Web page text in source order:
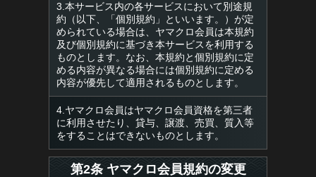
3.本サービス内の各サービスにおいて別途規
約（以下、「個別規約」といいます。）が定
められている場合は、ヤマクロ会員は本規約
及び個別規約に基づき本サービスを利用する
ものとします。なお、本規約と個別規約に定
める内容が異なる場合には個別規約に定める
内容が優先して適用されるものとします。
4.ヤマクロ会員はヤマクロ会員資格を第三者
に利用させたり、貸与、譲渡、売買、質入等
をすることはできないものとします。
第2条 ヤマクロ会員規約の変更